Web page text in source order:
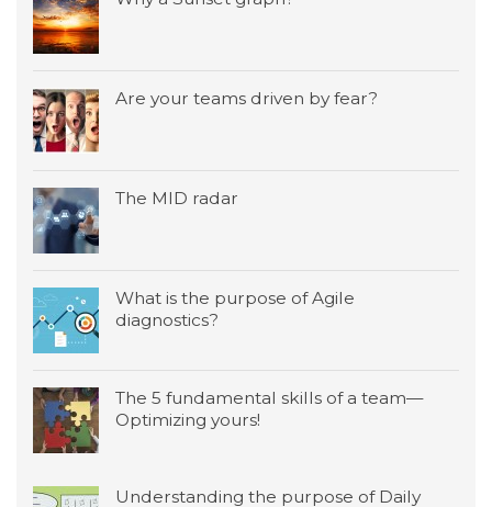
Are your teams driven by fear?
The MID radar
What is the purpose of Agile
diagnostics?
The 5 fundamental skills of a team—
Optimizing yours!
Understanding the purpose of Daily